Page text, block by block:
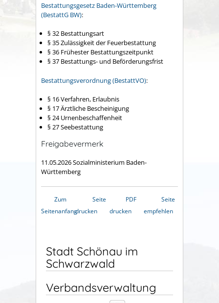
Bestattungsgesetz Baden-Württemberg
(BestattG BW):
§ 32 Bestattungsart
§ 35 Zulässigkeit der Feuerbestattung
§ 36 Frühester Bestattungszeitpunkt
§ 37 Bestattungs- und Beförderungsfrist
Bestattungsverordnung (BestattVO):
§ 16 Verfahren, Erlaubnis
§ 17 Ärztliche Bescheinigung
§ 24 Urnenbeschaffenheit
§ 27 Seebestattung
Freigabevermerk
11.05.2026 Sozialministerium Baden-
Württemberg
Zum
Seitenanfang
Seite
drucken
PDF
drucken
Seite
empfehlen
Stadt Schönau im
Schwarzwald
Verbandsverwaltung